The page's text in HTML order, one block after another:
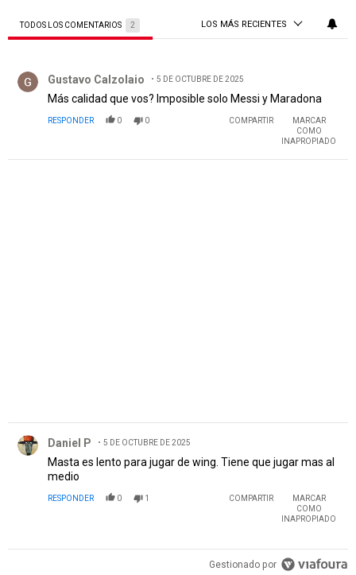
TODOS LOS COMENTARIOS 2 LOS MÁS RECIENTES
Gustavo Calzolaio 5 DE OCTUBRE DE 2025
Más calidad que vos? Imposible solo Messi y Maradona
RESPONDER 0 0 COMPARTIR
MARCAR
COMO
INAPROPIADO
Daniel P 5 DE OCTUBRE DE 2025
Masta es lento para jugar de wing. Tiene que jugar mas al
medio
RESPONDER 0 1 COMPARTIR
MARCAR
COMO
INAPROPIADO
Gestionado por